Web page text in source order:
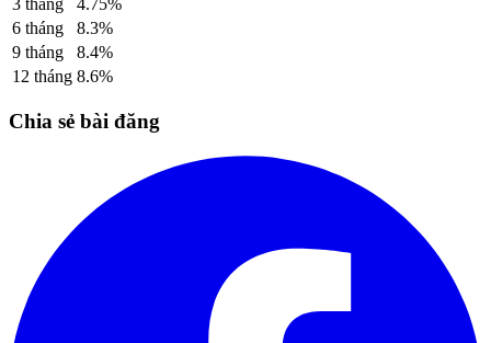
6 tháng 8.3%
9 tháng 8.4%
12 tháng 8.6%
Chia sẻ bài đăng